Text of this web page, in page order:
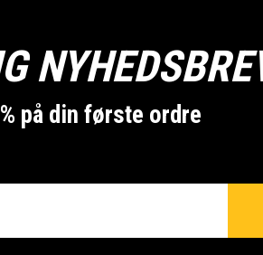
på din første ordre